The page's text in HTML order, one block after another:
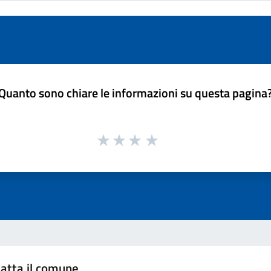
sono chiare le informazioni su questa